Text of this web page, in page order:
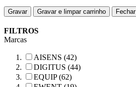
Gravar Gravar e limpar carrinho Fechar
FILTROS
Marcas
AISENS (42)
DIGITUS (44)
EQUIP (62)